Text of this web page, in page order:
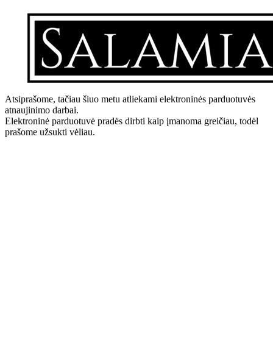
Atsiprašome, tačiau šiuo metu atliekami elektroninės parduotuvės
atnaujinimo darbai.
Elektroninė parduotuvė pradės dirbti kaip įmanoma greičiau, todėl
prašome užsukti vėliau.